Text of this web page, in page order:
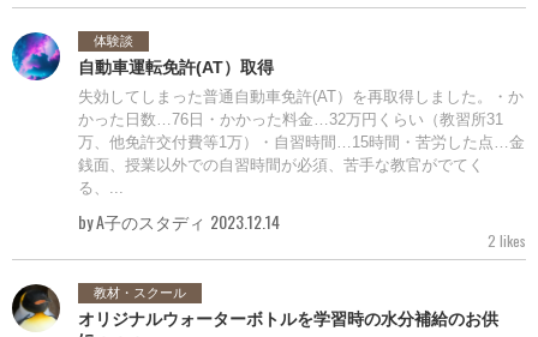
体験談
自動車運転免許(AT）取得
失効してしまった普通自動車免許(AT）を再取得しました。・か
かった日数…76日・かかった料金…32万円くらい（教習所31
万、他免許交付費等1万）・自習時間…15時間・苦労した点…金
銭面、授業以外での自習時間が必須、苦手な教官がでてく
る、...
by A子のスタディ 2023.12.14
2 likes
教材・スクール
オリジナルウォーターボトルを学習時の水分補給のお供